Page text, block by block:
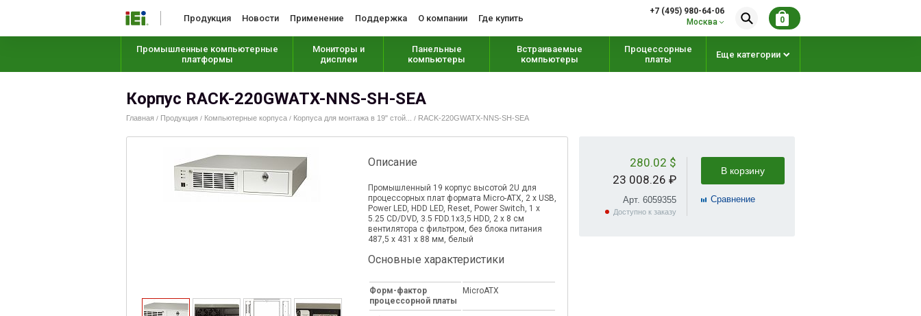
Продукция Новости Применение Поддержка О компании Где купить
+7 (495) 980-64-06
Москва
0
Промышленные компьютерные
платформы
Мониторы и
дисплеи
Панельные
компьютеры
Встраиваемые
компьютеры
Процессорные
платы
Еще категории
Корпус RACK-220GWATX-NNS-SH-SEA
Главная / Продукция / Компьютерные корпуса / Корпуса для монтажа в 19" стой... / RACK-220GWATX-NNS-SH-SEA
Описание
Промышленный 19 корпус высотой 2U для
процессорных плат формата Micro-ATX, 2 x USB,
Power LED, HDD LED, Reset, Power Switch, 1 x
5.25 CD/DVD, 3.5 FDD.1х3,5 HDD, 2 x 8 см
вентилятора с фильтром, без блока питания
487,5 х 431 х 88 мм, белый
Основные характеристики
Форм-фактор
процессорной платы
MicroATX
280.02 $
23 008.26 ₽
Арт. 6059355
Доступно к заказу
В корзину
Cравнение